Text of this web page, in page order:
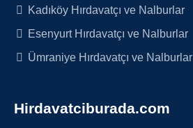
Kadıköy Hırdavatçı ve Nalburlar
Esenyurt Hırdavatçı ve Nalburlar
Ümraniye Hırdavatçı ve Nalburlar
Hirdavatciburada.com